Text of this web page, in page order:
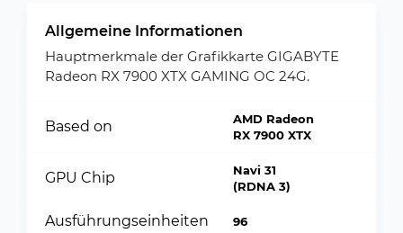
Allgemeine Informationen
Hauptmerkmale der Grafikkarte GIGABYTE
Radeon RX 7900 XTX GAMING OC 24G.
Based on
AMD Radeon
RX 7900 XTX
GPU Chip
Navi 31
(RDNA 3)
Ausführungseinheiten 96